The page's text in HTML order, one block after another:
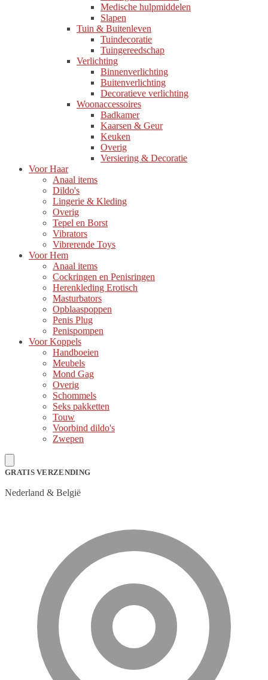
Medische hulpmiddelen
Slapen
Tuin & Buitenleven
Tuindecoratie
Tuingereedschap
Verlichting
Binnenverlichting
Buitenverlichting
Decoratieve verlichting
Woonaccessoires
Badkamer
Kaarsen & Geur
Keuken
Overig
Versiering & Decoratie
Voor Haar
Anaal items
Dildo's
Lingerie & Kleding
Overig
Tepel en Borst
Vibrators
Vibrerende Toys
Voor Hem
Anaal items
Cockringen en Penisringen
Herenkleding Erotisch
Masturbators
Opblaaspoppen
Penis Plug
Penispompen
Voor Koppels
Handboeien
Meubels
Mond Gag
Overig
Schommels
Seks pakketten
Touw
Voorbind dildo's
Zwepen
GRATIS VERZENDING
Nederland & België